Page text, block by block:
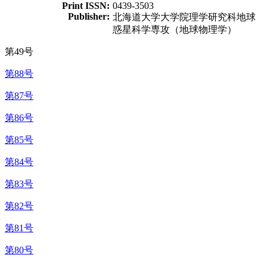
Print ISSN: 0439-3503
Publisher: 北海道大学大学院理学研究科地球
惑星科学専攻（地球物理学）
第49号
第88号
第87号
第86号
第85号
第84号
第83号
第82号
第81号
第80号